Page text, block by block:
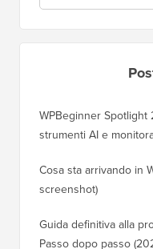
WPBeginner Spotlight
strumenti AI e
Cosa sta arrivando in
screenshot)
Guida definitiva alla
Passo dopo passo